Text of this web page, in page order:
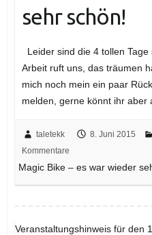
sehr schön!
Leider sind die 4 tollen
Arbeit ruft uns, das träumen
mich noch mein ein paar
melden, gerne könnt ihr aber
taletekk 8. Juni 2015
Kommentare
Magic Bike – es war wieder
Veranstaltungshinweis für den